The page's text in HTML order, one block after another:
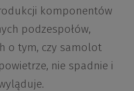
komponentów
podzespołów,
o tym, czy samolot
nie spadnie i